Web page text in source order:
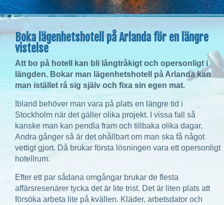
Boka lägenhetshotell på Arlanda för en längre
vistelse
Att bo på hotell kan bli långtråkigt och opersonligt i
längden. Bokar man lägenhetshotell på Arlanda kan
man istället rå sig själv och fixa sin egen mat.
Ibland behöver man vara på plats en längre tid i
Stockholm när det gäller olika projekt. I vissa fall så
kanske man kan pendla fram och tillbaka olika dagar.
Andra gånger så är det ohållbart om man ska få något
vettigt gjort. Då brukar första lösningen vara ett opersonligt
hotellrum.
Efter ett par sådana omgångar brukar de flesta
affärsresenärer tycka det är lite trist. Det är liten plats att
försöka arbeta lite på kvällen. Kläder, arbetsdator och